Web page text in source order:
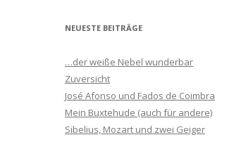
h
n
a
c
h
NEUESTE BEITRÄGE
…der weiße Nebel wunderbar
Zuversicht
José Afonso und Fados de Coimbra
Mein Buxtehude (auch für andere)
Sibelius, Mozart und zwei Geiger